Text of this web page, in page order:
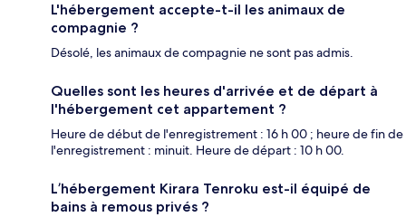
L'hébergement accepte-t-il les animaux de
compagnie ?
Désolé, les animaux de compagnie ne sont pas admis.
Quelles sont les heures d'arrivée et de départ à
l'hébergement cet appartement ?
Heure de début de l'enregistrement : 16 h 00 ; heure de fin de
l'enregistrement : minuit. Heure de départ : 10 h 00.
L’hébergement Kirara Tenroku est-il équipé de
bains à remous privés ?